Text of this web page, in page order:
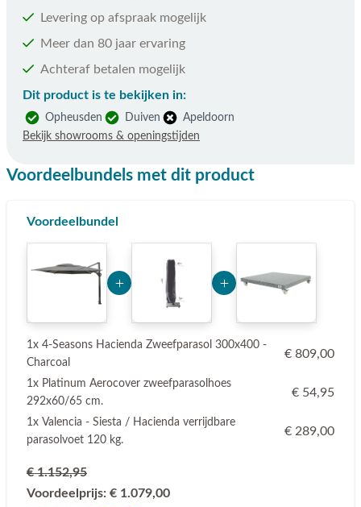
Levering op afspraak mogelijk
Meer dan 80 jaar ervaring
Achteraf betalen mogelijk
Dit product is te bekijken in:
Opheusden Duiven
Apeldoorn
Bekijk showrooms & openingstijden
Voordeelbundels met dit product
Voordeelbundel
1x 4-Seasons Hacienda Zweefparasol 300x400 -
Charcoal
€ 809,00
1x Platinum Aerocover zweefparasolhoes
292x60/65 cm.
€ 54,95
1x Valencia - Siesta / Hacienda verrijdbare
parasolvoet 120 kg.
€ 289,00
€ 1.152,95
Voordeelprijs: € 1.079,00